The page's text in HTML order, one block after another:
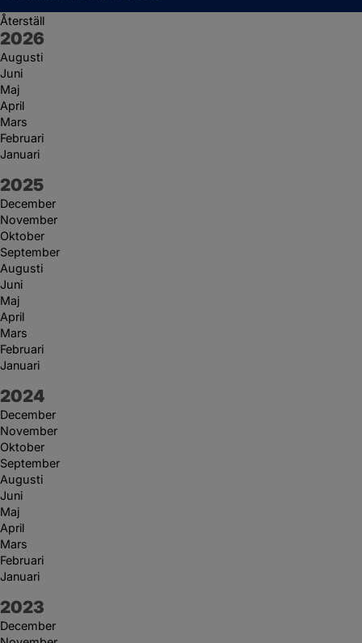
Återställ
År:
2026
Augusti
Juni
Maj
April
Mars
Februari
Januari
År:
2025
December
November
Oktober
September
Augusti
Juni
Maj
April
Mars
Februari
Januari
År:
2024
December
November
Oktober
September
Augusti
Juni
Maj
April
Mars
Februari
Januari
År:
2023
December